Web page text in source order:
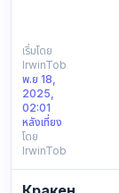
ДОСТУПНЫХ
ССЫЛОК
ДЛЯ
ВХОДА
НА
MEGA:
Зеркала
—
เริ่มโดย
IrwinTob
พ.ย 18,
2025,
02:01
หลังเที่ยง
โดย
IrwinTob